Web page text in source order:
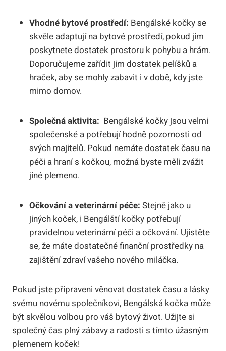
Vhodné bytové⁤ prostředí: Bengálské‌ kočky se
skvěle adaptují na‍ bytové prostředí, pokud jim
⁢poskytnete dostatek prostoru k pohybu a hrám.
Doporučujeme ​zařídit jim ​dostatek pelíšků a
hraček,⁢ aby⁢ se mohly zabavit i v době, kdy ⁣jste
mimo domov.
Společná aktivita: ⁤ Bengálské kočky‌ jsou velmi
společenské a potřebují hodně pozornosti od
svých majitelů. Pokud ‌nemáte dostatek času na
‍péči ⁣a hraní​ s kočkou, možná byste měli zvážit
jiné plemeno.
Očkování a veterinární péče: Stejně ⁣jako u
jiných ⁣koček, i Bengálští kočky potřebují
‍pravidelnou veterinární péči a očkování. Ujistěte
se, že máte dostatečné finanční prostředky na
zajištění ‌zdraví vašeho ⁤nového miláčka.
Pokud jste připraveni věnovat dostatek ⁤času⁢ a‍ lásky
svému novému společníkovi, ⁢Bengálská​ kočka může
být skvělou​ volbou pro váš bytový ⁢život. Užijte si
společný čas plný​ zábavy a ⁣radosti ⁤s tímto ​úžasným
plemenem⁣ koček!